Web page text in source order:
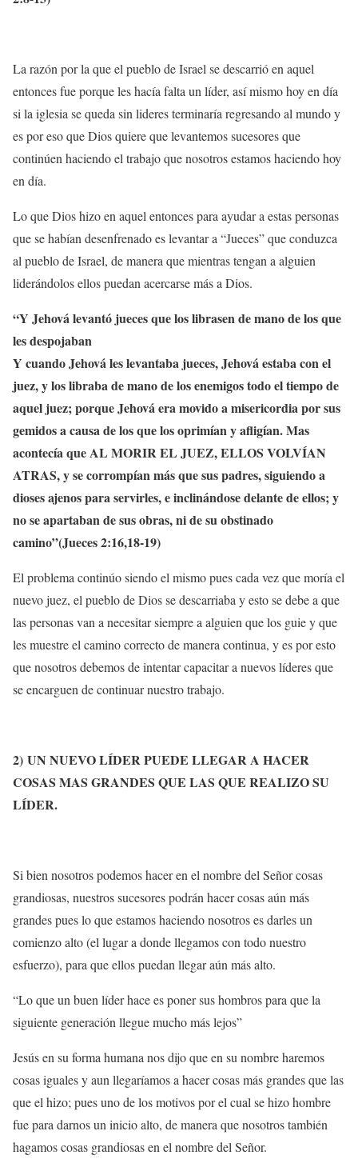
La razón por la que el pueblo de Israel se descarrió en aquel
entonces fue porque les hacía falta un líder, así mismo hoy en día
si la iglesia se queda sin lideres terminaría regresando al mundo y
es por eso que Dios quiere que levantemos sucesores que
continúen haciendo el trabajo que nosotros estamos haciendo hoy
en día.
Lo que Dios hizo en aquel entonces para ayudar a estas personas
que se habían desenfrenado es levantar a “Jueces” que conduzca
al pueblo de Israel, de manera que mientras tengan a alguien
liderándolos ellos puedan acercarse más a Dios.
“Y Jehová levantó jueces que los librasen de mano de los que
les despojaban
Y cuando Jehová les levantaba jueces, Jehová estaba con el
juez, y los libraba de mano de los enemigos todo el tiempo de
aquel juez; porque Jehová era movido a misericordia por sus
gemidos a causa de los que los oprimían y afligían. Mas
acontecía que AL MORIR EL JUEZ, ELLOS VOLVÍAN
ATRAS, y se corrompían más que sus padres, siguiendo a
dioses ajenos para servirles, e inclinándose delante de ellos; y
no se apartaban de sus obras, ni de su obstinado
camino”(Jueces 2:16,18-19)
El problema continúo siendo el mismo pues cada vez que moría el
nuevo juez, el pueblo de Dios se descarriaba y esto se debe a que
las personas van a necesitar siempre a alguien que los guie y que
les muestre el camino correcto de manera continua, y es por esto
que nosotros debemos de intentar capacitar a nuevos líderes que
se encarguen de continuar nuestro trabajo.
2) UN NUEVO LÍDER PUEDE LLEGAR A HACER
COSAS MAS GRANDES QUE LAS QUE REALIZO SU
LÍDER.
Si bien nosotros podemos hacer en el nombre del Señor cosas
grandiosas, nuestros sucesores podrán hacer cosas aún más
grandes pues lo que estamos haciendo nosotros es darles un
comienzo alto (el lugar a donde llegamos con todo nuestro
esfuerzo), para que ellos puedan llegar aún más alto.
“Lo que un buen líder hace es poner sus hombros para que la
siguiente generación llegue mucho más lejos”
Jesús en su forma humana nos dijo que en su nombre haremos
cosas iguales y aun llegaríamos a hacer cosas más grandes que las
que el hizo; pues uno de los motivos por el cual se hizo hombre
fue para darnos un inicio alto, de manera que nosotros también
hagamos cosas grandiosas en el nombre del Señor.